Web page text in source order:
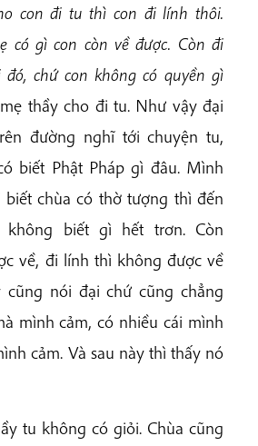
con đi tu thì con đi lính thôi.
có gì con còn về được. Còn đi
chứ con không có quyền gì
thầy cho đi tu. Như vậy đại
đường nghĩ tới chuyện tu,
biết Phật Pháp gì đâu. Mình
biết chùa có thờ tượng thì đến
biết gì hết trơn. Còn
về, đi lính thì không được về
nói đại chứ cũng chẳng
mình cảm, có nhiều cái mình
cảm. Và sau này thì thấy nó
tu không có giỏi. Chùa cũng